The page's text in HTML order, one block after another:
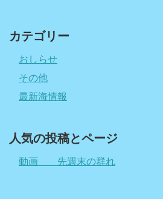
カテゴリー
おしらせ
その他
最新海情報
人気の投稿とページ
動画 先週末の群れ